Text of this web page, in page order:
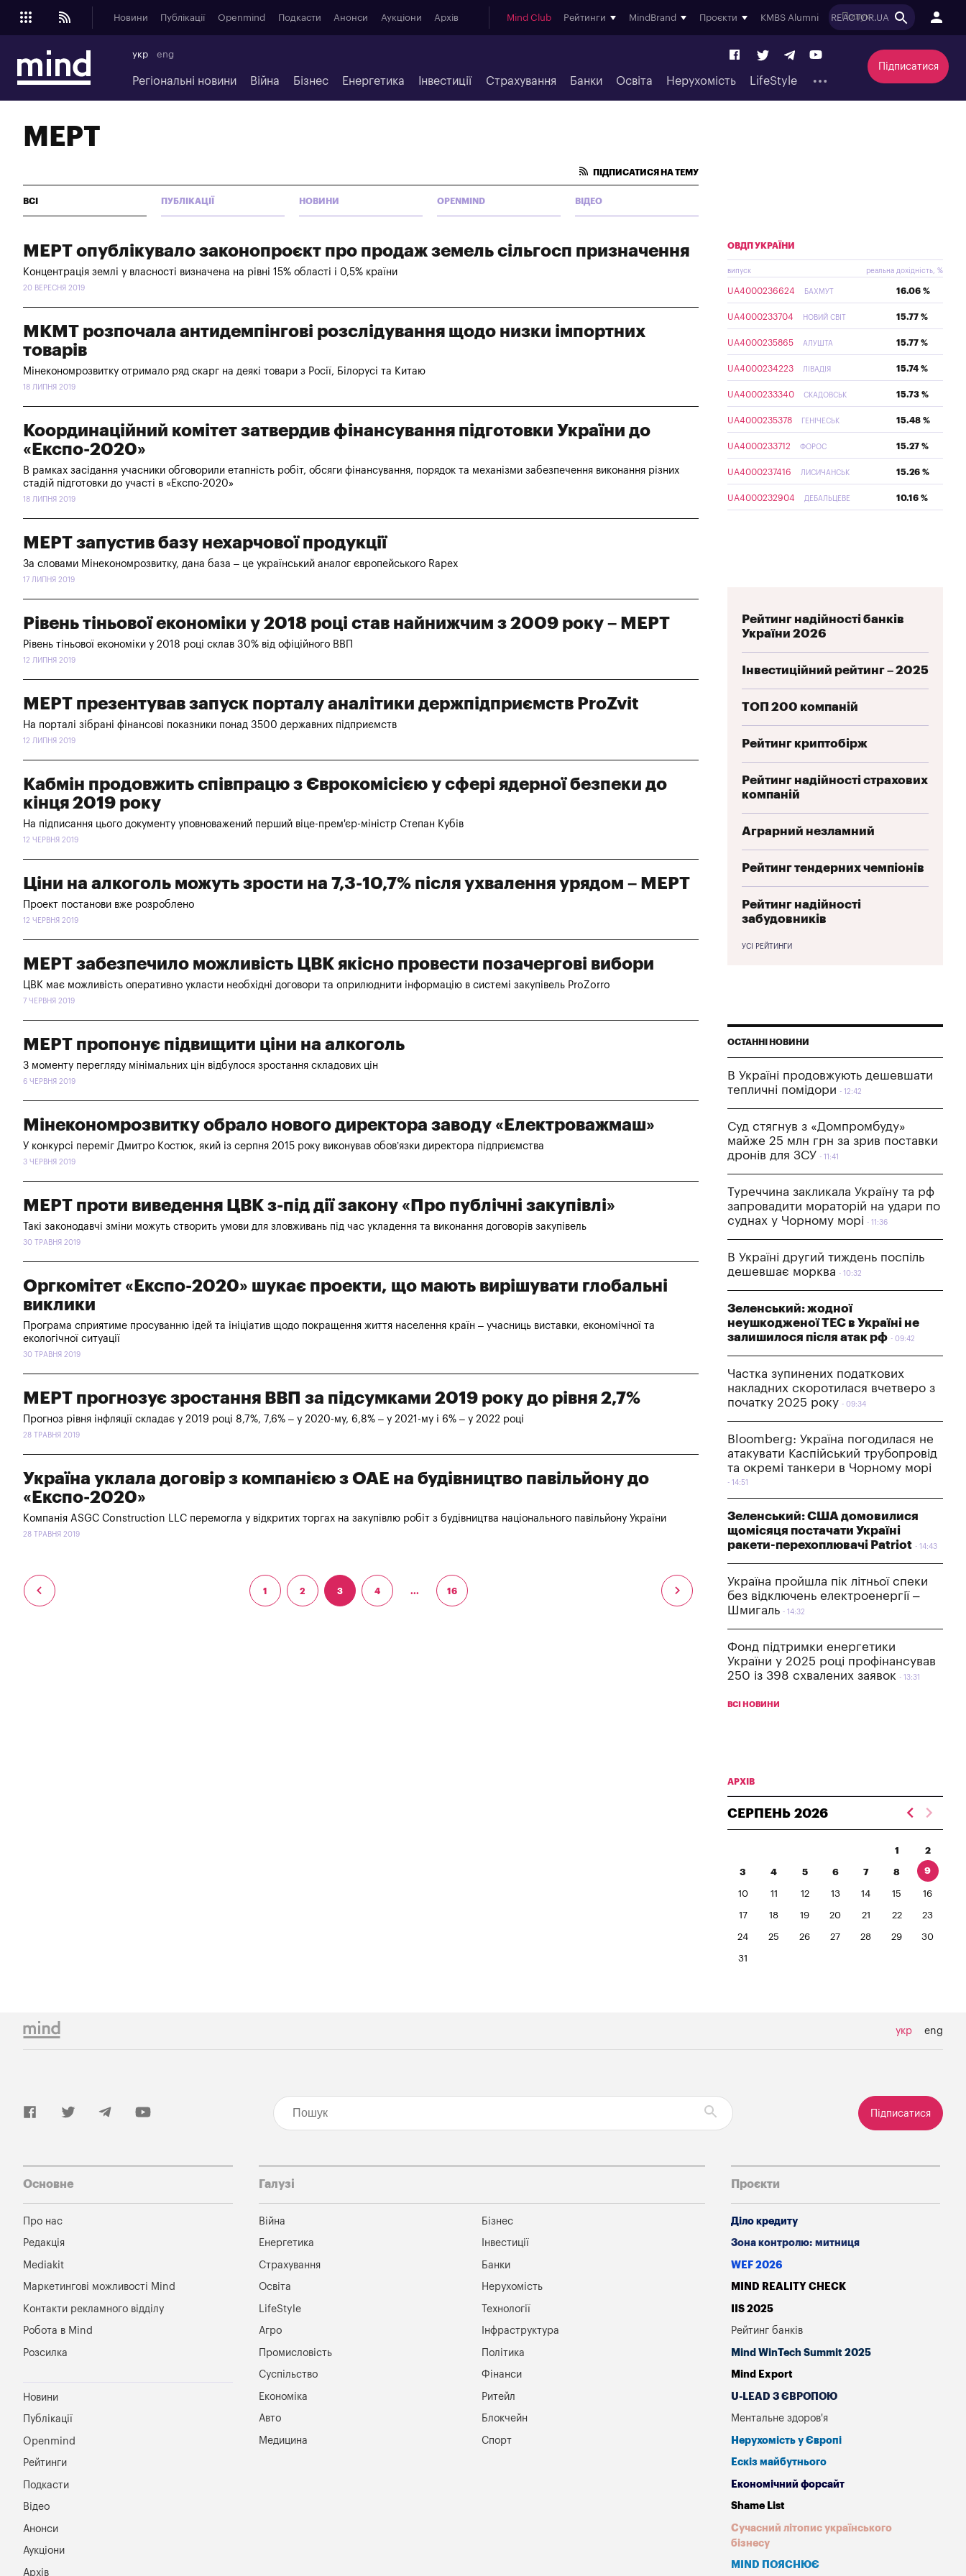
Новини Публікації Openmind Подкасти Анонси Аукціони Архів Mind Club Рейтинги MindBrand Проєкти KMBS Alumni REACTOR.UA
укр eng
Регіональні новини Війна Бізнес Енергетика Інвестиції Страхування Банки Освіта Нерухомість LifeStyle
Підписатися
МЕРТ
ПІДПИСАТИСЯ НА ТЕМУ
ВСІ ПУБЛІКАЦІЇ НОВИНИ OPENMIND ВІДЕО
МЕРТ опублікувало законопроєкт про продаж земель сільгосп призначення
Концентрація землі у власності визначена на рівні 15% області і 0,5% країни
20 ВЕРЕСНЯ 2019
МКМТ розпочала антидемпінгові розслідування щодо низки імпортних
товарів
Мінекономрозвитку отримало ряд скарг на деякі товари з Росії, Білорусі та Китаю
18 ЛИПНЯ 2019
Координаційний комітет затвердив фінансування підготовки України до
«Експо-2020»
В рамках засідання учасники обговорили етапність робіт, обсяги фінансування, порядок та механізми забезпечення виконання різних
стадій підготовки до участі в «Експо-2020»
18 ЛИПНЯ 2019
МЕРТ запустив базу нехарчової продукції
За словами Мінекономрозвитку, дана база – це український аналог європейського Rapex
17 ЛИПНЯ 2019
Рівень тіньової економіки у 2018 році став найнижчим з 2009 року – МЕРТ
Рівень тіньової економіки у 2018 році склав 30% від офіційного ВВП
12 ЛИПНЯ 2019
МЕРТ презентував запуск порталу аналітики держпідприємств ProZvit
На порталі зібрані фінансові показники понад 3500 державних підприємств
12 ЛИПНЯ 2019
Кабмін продовжить співпрацю з Єврокомісією у сфері ядерної безпеки до
кінця 2019 року
На підписання цього документу уповноважений перший віце-прем'єр-міністр Степан Кубів
12 ЧЕРВНЯ 2019
Ціни на алкоголь можуть зрости на 7,3-10,7% після ухвалення урядом – МЕРТ
Проект постанови вже розроблено
12 ЧЕРВНЯ 2019
МЕРТ забезпечило можливість ЦВК якісно провести позачергові вибори
ЦВК має можливість оперативно укласти необхідні договори та оприлюднити інформацію в системі закупівель ProZorro
7 ЧЕРВНЯ 2019
МЕРТ пропонує підвищити ціни на алкоголь
З моменту перегляду мінімальних цін відбулося зростання складових цін
6 ЧЕРВНЯ 2019
Мінекономрозвитку обрало нового директора заводу «Електроважмаш»
У конкурсі переміг Дмитро Костюк, який із серпня 2015 року виконував обов’язки директора підприємства
3 ЧЕРВНЯ 2019
МЕРТ проти виведення ЦВК з-під дії закону «Про публічні закупівлі»
Такі законодавчі зміни можуть створить умови для зловживань під час укладення та виконання договорів закупівель
30 ТРАВНЯ 2019
Оргкомітет «Експо-2020» шукає проекти, що мають вирішувати глобальні
виклики
Програма сприятиме просуванню ідей та ініціатив щодо покращення життя населення країн – учасниць виставки, економічної та
екологічної ситуації
30 ТРАВНЯ 2019
МЕРТ прогнозує зростання ВВП за підсумками 2019 року до рівня 2,7%
Прогноз рівня інфляції складає у 2019 році 8,7%, 7,6% – у 2020-му, 6,8% – у 2021-му і 6% – у 2022 році
28 ТРАВНЯ 2019
Україна уклала договір з компанією з ОАЕ на будівництво павільйону до
«Експо-2020»
Компанія ASGC Construction LLC перемогла у відкритих торгах на закупівлю робіт з будівництва національного павільйону України
28 ТРАВНЯ 2019
1 2 3 4 ... 16
ОВДП УКРАЇНИ
випуск реальна дохідність, %
UA4000236624 БАХМУТ 16.06 %
UA4000233704 НОВИЙ СВІТ 15.77 %
UA4000235865 АЛУШТА 15.77 %
UA4000234223 ЛІВАДІЯ 15.74 %
UA4000233340 СКАДОВСЬК 15.73 %
UA4000235378 ГЕНІЧЕСЬК 15.48 %
UA4000233712 ФОРОС 15.27 %
UA4000237416 ЛИСИЧАНСЬК 15.26 %
UA4000232904 ДЕБАЛЬЦЕВЕ 10.16 %
Рейтинг надійності банків
України 2026
Інвестиційний рейтинг – 2025
ТОП 200 компаній
Рейтинг криптобірж
Рейтинг надійності страхових
компаній
Аграрний незламний
Рейтинг тендерних чемпіонів
Рейтинг надійності
забудовників
УСІ РЕЙТИНГИ
ОСТАННІ НОВИНИ
В Україні продовжують дешевшати
тепличні помідори
12:42
Суд стягнув з «Домпромбуду»
майже 25 млн грн за зрив поставки
дронів для ЗСУ
11:41
Туреччина закликала Україну та рф
запровадити мораторій на удари по
суднах у Чорному морі
11:36
В Україні другий тиждень поспіль
дешевшає морква
10:32
Зеленський: жодної
неушкодженої ТЕС в Україні не
залишилося після атак рф
09:42
Частка зупинених податкових
накладних скоротилася вчетверо з
початку 2025 року
09:34
Bloomberg: Україна погодилася не
атакувати Каспійський трубопровід
та окремі танкери в Чорному морі
14:51
Зеленський: США домовилися
щомісяця постачати Україні
ракети-перехоплювачі Patriot
14:43
Україна пройшла пік літньої спеки
без відключень електроенергії –
Шмигаль
14:32
Фонд підтримки енергетики
України у 2025 році профінансував
250 із 398 схвалених заявок
13:31
ВСІ НОВИНИ
АРХІВ
СЕРПЕНЬ 2026
1 2
3 4 5 6 7 8 9
10 11 12 13 14 15 16
17 18 19 20 21 22 23
24 25 26 27 28 29 30
31
укр eng
Підписатися
Основне
Про нас
Редакція
Mediakit
Маркетингові можливості Mind
Контакти рекламного відділу
Робота в Mind
Розсилка
Новини
Публікації
Openmind
Рейтинги
Подкасти
Відео
Анонси
Аукціони
Архів
Галузі
Війна Бізнес
Енергетика Інвестиції
Страхування Банки
Освіта Нерухомість
LifeStyle Технології
Агро Інфраструктура
Промисловість Політика
Суспільство Фінанси
Економіка Ритейл
Авто Блокчейн
Медицина Спорт
Проєкти
Діло кредиту
Зона контролю: митниця
WEF 2026
MIND REALITY CHECK
IIS 2025
Рейтинг банків
Mind WinTech Summit 2025
Mind Export
U-LEAD З ЄВРОПОЮ
Ментальне здоров'я
Нерухомість у Європі
Ескіз майбутнього
Економічний форсайт
Shame List
Сучасний літопис українського
бізнесу
MIND ПОЯСНЮЄ